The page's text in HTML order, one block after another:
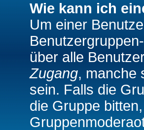
Wie kann ich
Um einer
über alle
Zugang, manche
sein. Falls die
die Gruppe